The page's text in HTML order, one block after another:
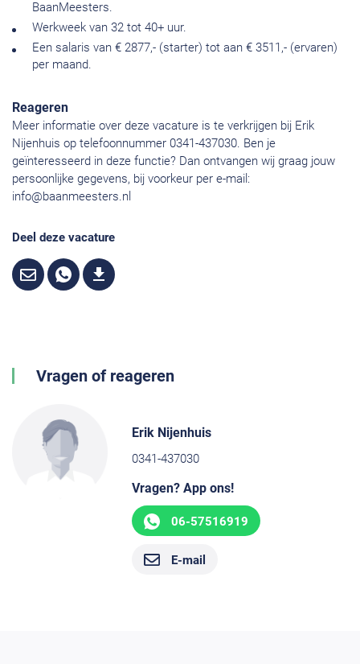
BaanMeesters.
Werkweek van 32 tot 40+ uur.
Een salaris van € 2877,- (starter) tot aan € 3511,- (ervaren)
per maand.
Reageren
Meer informatie over deze vacature is te verkrijgen bij Erik
Nijenhuis op telefoonnummer 0341-437030. Ben je
geïnteresseerd in deze functie? Dan ontvangen wij graag jouw
persoonlijke gegevens, bij voorkeur per e-mail:
info@baanmeesters.nl
Deel deze vacature
Vragen of reageren
Erik Nijenhuis
0341-437030
Vragen? App ons!
06-57516919
E-mail